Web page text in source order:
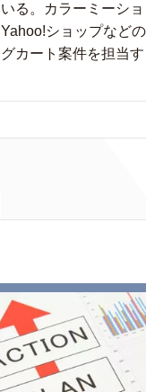
いる。カラーミーシ
Yahoo!ショップなど
グカート案件を担当す